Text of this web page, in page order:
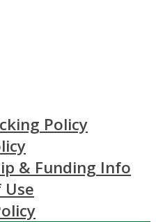
Policy
& Funding Info